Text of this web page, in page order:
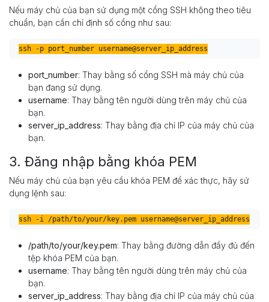
Nếu máy chủ của bạn sử dụng một cổng SSH không theo tiêu
chuẩn, bạn cần chỉ định số cổng như sau:
ssh -p port_number username@server_ip_address
port_number: Thay bằng số cổng SSH mà máy chủ của
bạn đang sử dụng.
username: Thay bằng tên người dùng trên máy chủ của
bạn.
server_ip_address: Thay bằng địa chỉ IP của máy chủ của
bạn.
3. Đăng nhập bằng khóa PEM
Nếu máy chủ của bạn yêu cầu khóa PEM để xác thực, hãy sử
dụng lệnh sau:
/path/to/your/key.pem: Thay bằng đường dẫn đầy đủ đến
tệp khóa PEM của bạn.
username: Thay bằng tên người dùng trên máy chủ của
bạn.
server_ip_address: Thay bằng địa chỉ IP của máy chủ của